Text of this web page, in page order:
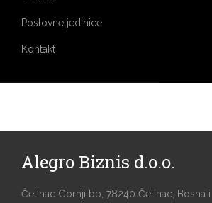
Poslovne jedinice
Kontakt
Alegro Biznis d.o.o.
Čelinac Gornji bb, 78240 Čelinac, Bosna i